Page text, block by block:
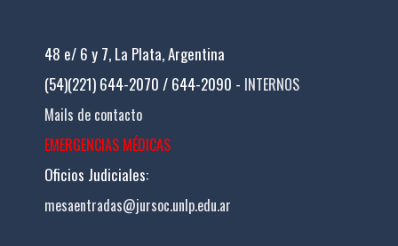
48 e/ 6 y 7, La Plata, Argentina
(54)(221) 644-2070 / 644-2090 - INTERNOS
Mails de contacto
EMERGENCIAS MÉDICAS
Oficios Judiciales:
mesaentradas@jursoc.unlp.edu.ar